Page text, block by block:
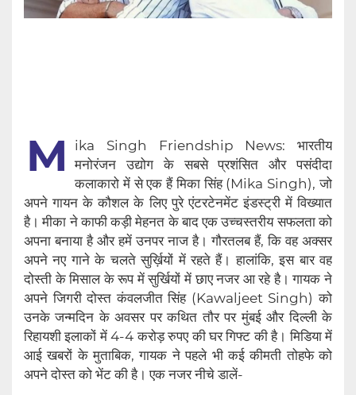
M
ika Singh Friendship News: भारतीय
मनोरंजन उद्योग के सबसे प्रशंसित और पसंदीदा
कलाकारो में से एक हैं मिका सिंह (Mika Singh), जो
अपने गायन के कौशल के लिए पुरे एंटरटेनमेंट इंडस्ट्री में विख्यात
है। मीका ने काफी कड़ी मेहनत के बाद एक उच्चस्तरीय सफलता को
अपना बनाया है और हमें उनपर नाज है। गौरतलब हैं, कि वह अक्सर
अपने नए गाने के चलते सुर्ख़ियों में रहते हैं। हालांकि, इस बार वह
दोस्ती के मिसाल के रूप में सुर्खियों में छाए नजर आ रहे है। गायक ने
अपने जिगरी दोस्त कंवलजीत सिंह (Kawaljeet Singh) को
उनके जन्मदिन के अवसर पर कथित तौर पर मुंबई और दिल्ली के
रिहायशी इलाकों में 4-4 करोड़ रुपए की घर गिफ्ट की है। मिडिया में
आई खबरों के मुताबिक, गायक ने पहले भी कई कीमती तोहफे को
अपने दोस्त को भेंट की है। एक नजर नीचे डालें-